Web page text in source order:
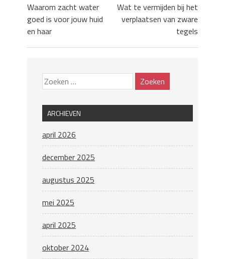
Waarom zacht water
goed is voor jouw huid
en haar
Wat te vermijden bij het
verplaatsen van zware
tegels
ARCHIEVEN
april 2026
december 2025
augustus 2025
mei 2025
april 2025
oktober 2024